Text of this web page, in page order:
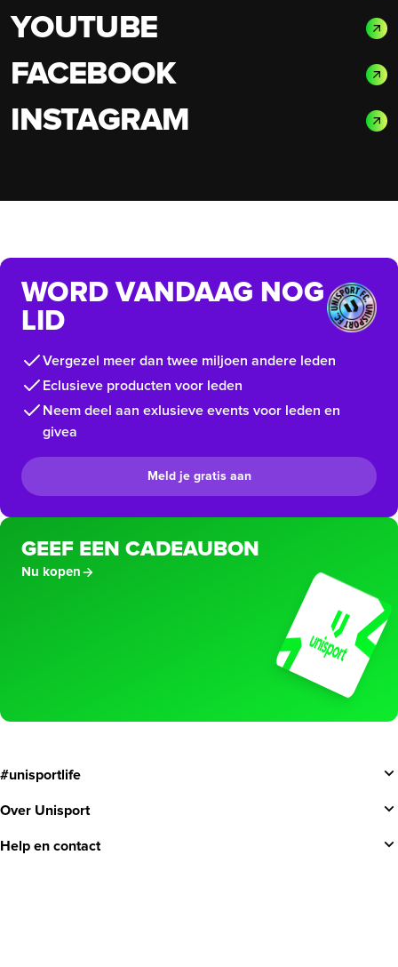
YOUTUBE
FACEBOOK
INSTAGRAM
WORD VANDAAG NOG
LID
Vergezel meer dan twee miljoen andere leden
Eclusieve producten voor leden
Neem deel aan exlusieve events voor leden en
givea
Meld je gratis aan
GEEF EEN CADEAUBON
Nu kopen
#unisportlife
Over Unisport
Help en contact